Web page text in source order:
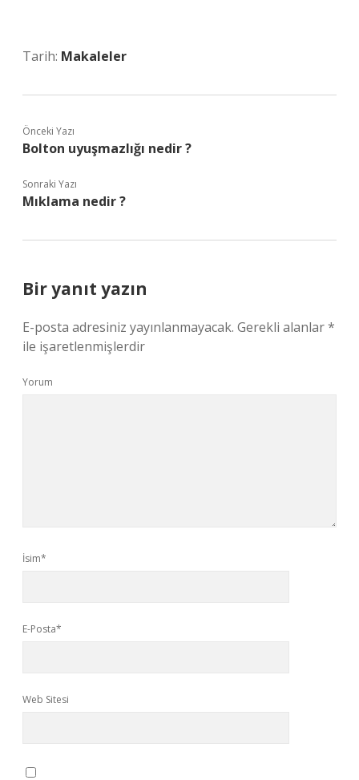
Tarih: Makaleler
Önceki Yazı
Bolton uyuşmazlığı nedir ?
Sonraki Yazı
Mıklama nedir ?
Bir yanıt yazın
E-posta adresiniz yayınlanmayacak. Gerekli alanlar*
ile işaretlenmişlerdir
Yorum
İsim*
E-Posta*
Web Sitesi